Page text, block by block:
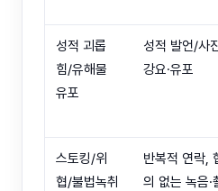
성적 괴롭
힘/유해물
유포
성적 발언/사
강요·유포
스토킹/위
협/불법녹취
반복적 연락,
의 없는 녹음·